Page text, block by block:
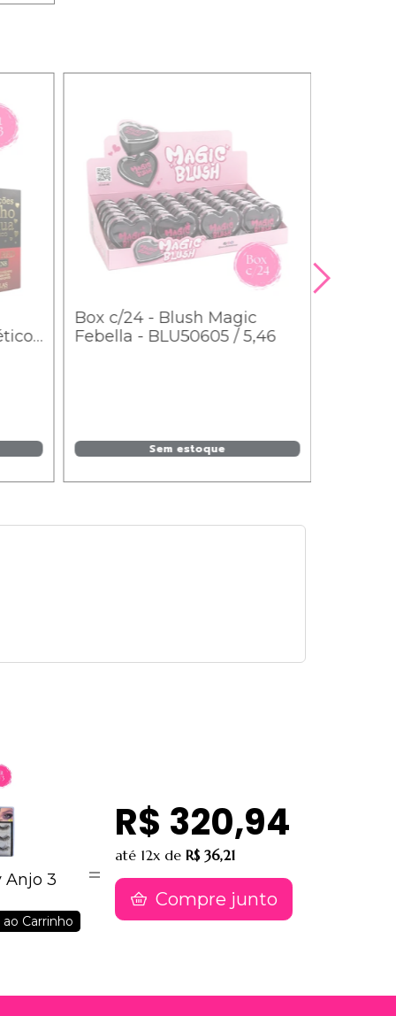
Box c/24 - Blush Magic
Febella - BLU50605 / 5,46
Sem estoque
Anjo 3
Carrinho
R$ 320,94
até 12x de R$ 36,21
Compre junto